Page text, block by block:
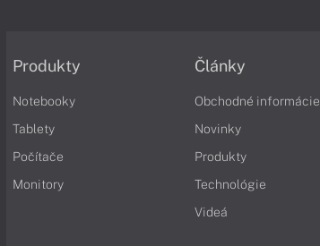
Produkty
Notebooky
Tablety
Počítače
Monitory
Články
Obchodné informácie
Novinky
Produkty
Technológie
Videá